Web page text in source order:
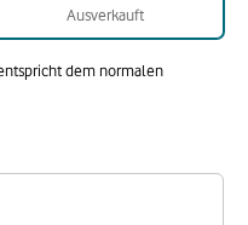
Ausverkauft
dem normalen